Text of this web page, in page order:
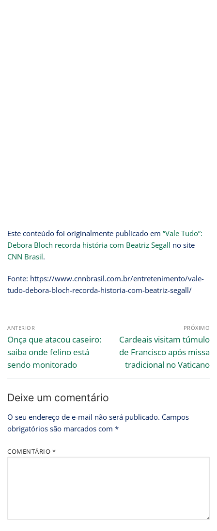
Este conteúdo foi originalmente publicado em “Vale Tudo”:
Debora Bloch recorda história com Beatriz Segall no site
CNN Brasil.
Fonte: https://www.cnnbrasil.com.br/entretenimento/vale-
tudo-debora-bloch-recorda-historia-com-beatriz-segall/
ANTERIOR
Onça que atacou caseiro:
saiba onde felino está
sendo monitorado
PRÓXIMO
Cardeais visitam túmulo
de Francisco após missa
tradicional no Vaticano
Deixe um comentário
O seu endereço de e-mail não será publicado. Campos
obrigatórios são marcados com *
COMENTÁRIO *